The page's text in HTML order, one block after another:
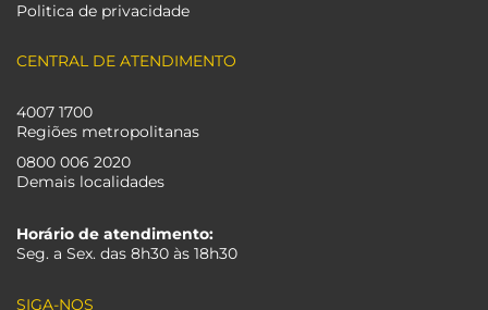
Politica de privacidade
CENTRAL DE ATENDIMENTO
4007 1700
Regiões metropolitanas
0800 006 2020
Demais localidades
Horário de atendimento:
Seg. a Sex. das 8h30 às 18h30
SIGA-NOS